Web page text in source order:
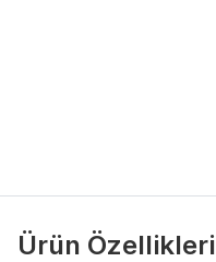
Ürün Özellikleri